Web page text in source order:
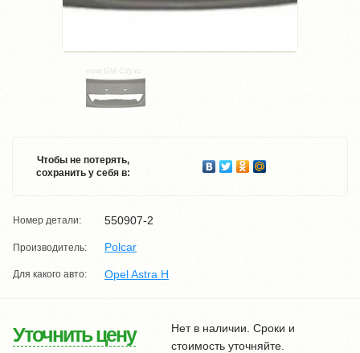
Чтобы не потерять,
сохранить у себя в:
Номер детали: 550907-2
Производитель: Polcar
Для какого авто: Opel Astra H
Уточнить цену
Нет в наличии. Сроки и
стоимость уточняйте.